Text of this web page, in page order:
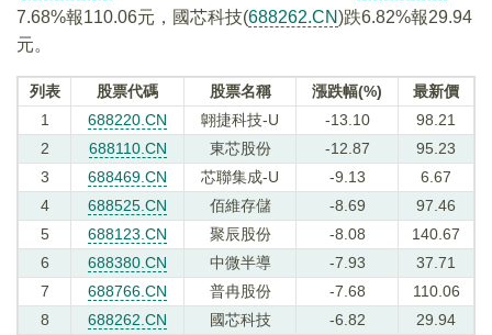
7.68%報110.06元，國芯科技(688262.CN)跌6.82%報29.94
元。
列表 股票代碼 股票名稱 漲跌幅(%)
最新價
1
688220.CN 翺捷科技-U -13.10
98.21
2
688110.CN 東芯股份 -12.87
95.23
3
688469.CN 芯聯集成-U -9.13
6.67
4
688525.CN 佰維存儲 -8.69
97.46
5
688123.CN 聚辰股份 -8.08
140.67
6
688380.CN 中微半導 -7.93
37.71
7
688766.CN 普冉股份 -7.68
110.06
8
688262.CN 國芯科技 -6.82 29.94